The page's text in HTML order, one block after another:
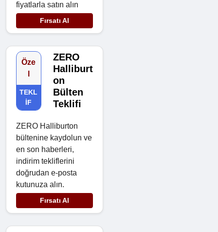
fiyatlarla satın alın
Fırsatı Al
Öze
TEKL
IF
ZERO
Halliburt
on
Bülten
Teklifi
ZERO Halliburton
bültenine kaydolun ve
en son haberleri,
indirim tekliflerini
doğrudan e-posta
kutunuza alın.
Fırsatı Al